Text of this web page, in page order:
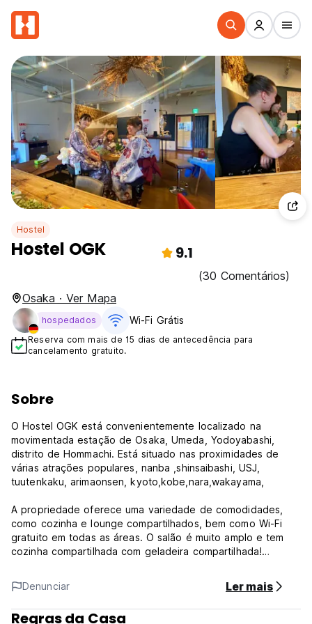
Hostel
Hostel OGK 9.1
(30 Comentários)
Osaka · Ver Mapa
hospedados Wi-Fi Grátis
Reserva com mais de 15 dias de antecedência para
cancelamento gratuito.
Sobre
O Hostel OGK está convenientemente localizado na
movimentada estação de Osaka, Umeda, Yodoyabashi,
distrito de Hommachi. Está situado nas proximidades de
várias atrações populares, nanba ,shinsaibashi, USJ,
tuutenkaku, arimaonsen, kyoto,kobe,nara,wakayama,
A propriedade oferece uma variedade de comodidades,
como cozinha e lounge compartilhados, bem como Wi-Fi
gratuito em todas as áreas. O salão é muito amplo e tem
cozinha compartilhada com geladeira compartilhada!
ingredientes e passe um jantar relaxante no OGK. A
lavanderia operada por moedas custa 200 ienes, a
secadora custa 100 ienes por 30 minutos.
Denunciar Ler mais
Regras da Casa